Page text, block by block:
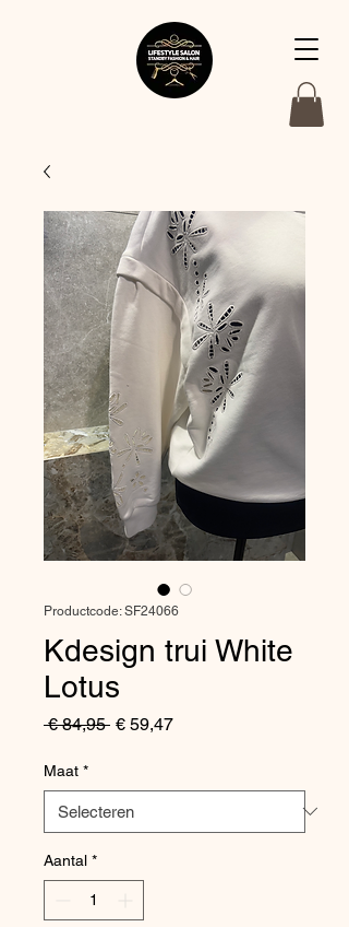
Productcode: SF24066
Kdesign trui White
Lotus
€ 84,95 Normale
€ 59,47Verkoopprijs
Maat *
Aantal *